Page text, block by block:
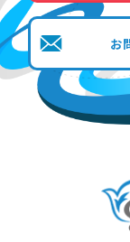
お